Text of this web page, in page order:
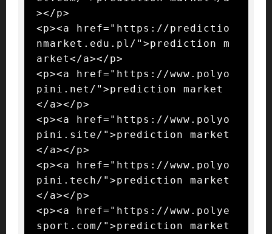
></p>
<p><a href="https://predictio
nmarket.edu.pl/">prediction m
arket</a></p>
<p><a href="https://www.polyo
pini.net/">prediction market
</a></p>
<p><a href="https://www.polyo
pini.site/">prediction market
</a></p>
<p><a href="https://www.polyo
pini.tech/">prediction market
</a></p>
<p><a href="https://www.polye
sport.com/">prediction market